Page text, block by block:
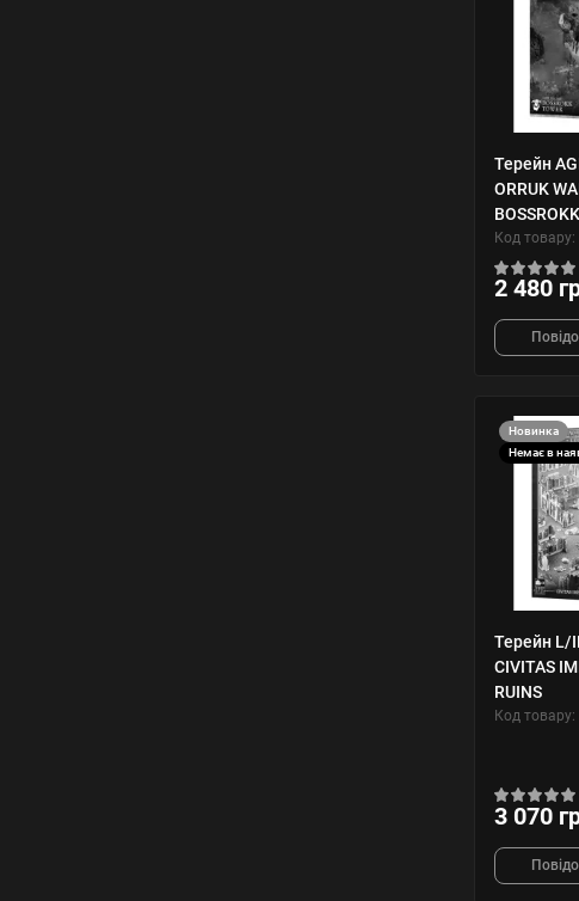
Терейн
ORRUK
Код товару:
2 480
Новинка
Немає в
Терейн L/
CIVITAS
RUINS
Код товару:
3 070